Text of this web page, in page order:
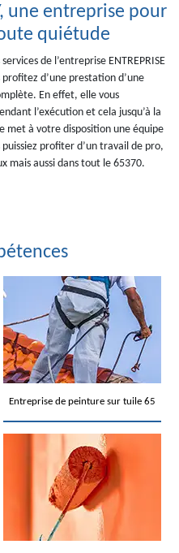
une entreprise pour
quiétude
de l’entreprise ENTREPRISE
d’une prestation d’une
En effet, elle vous
l’exécution et cela jusqu’à la
met à votre disposition une équipe
profiter d’un travail de pro,
mais aussi dans tout le 65370.
Entreprise de peinture sur tuile 65